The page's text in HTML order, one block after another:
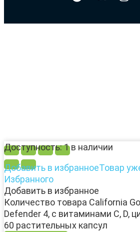
Доступность:1 в наличии
Добавить в избранноеТовар
Избранного
Добавить в избранное
Количество товара California
Defender 4, с витаминами C, D,
60 растительных капсул